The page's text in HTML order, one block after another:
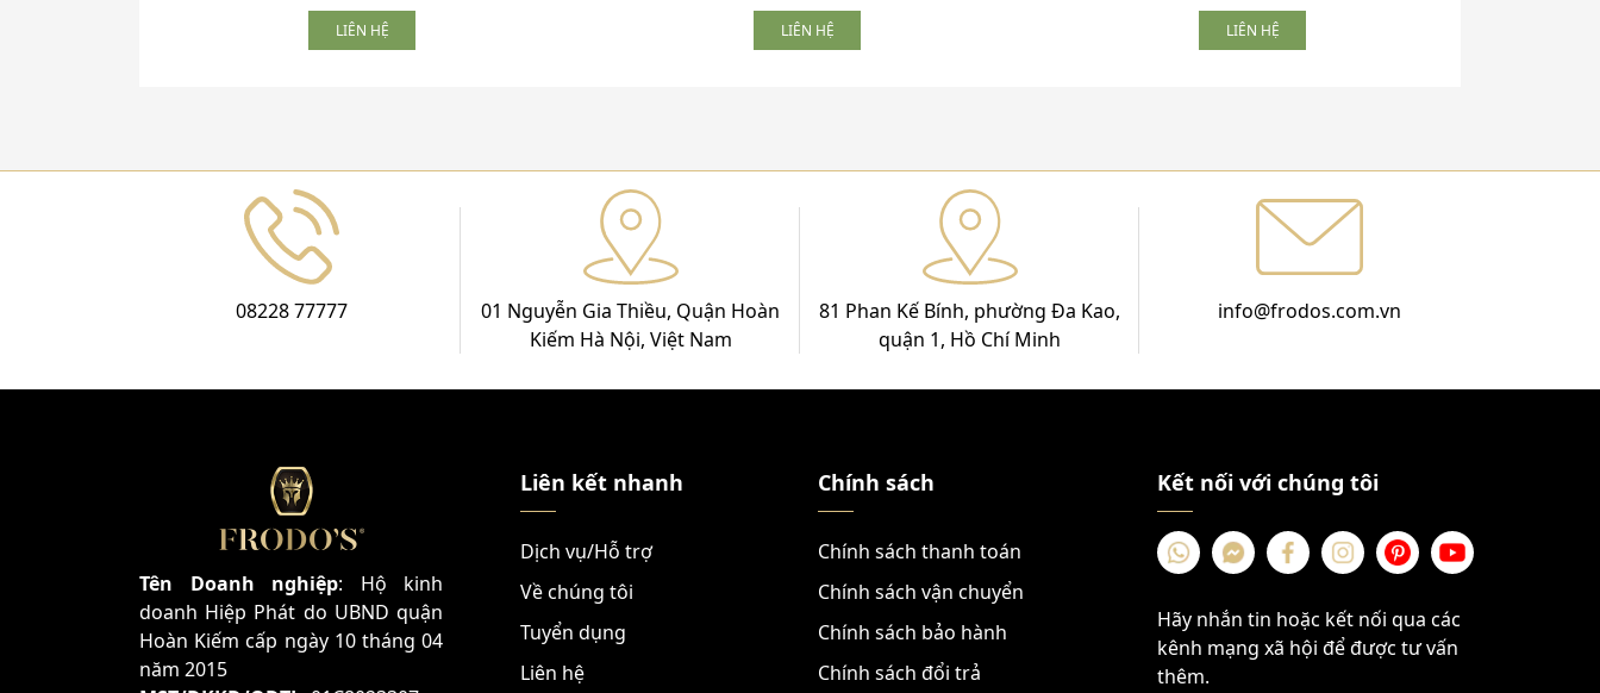
LIÊN HỆ LIÊN HỆ LIÊN HỆ
08228 77777
01 Nguyễn Gia Thiều, Quận Hoàn
Kiếm Hà Nội, Việt Nam
81 Phan Kế Bính, phường Đa Kao,
quận 1, Hồ Chí Minh
info@frodos.com.vn
Tên Doanh nghiệp: Hộ kinh
doanh Hiệp Phát do UBND quận
Hoàn Kiếm cấp ngày 10 tháng 04
năm 2015
Liên kết nhanh
Dịch vụ/Hỗ trợ
Về chúng tôi
Tuyển dụng
Liên hệ
Chính sách
Chính sách thanh toán
Chính sách vận chuyển
Chính sách bảo hành
Chính sách đổi trả
Kết nối với chúng tôi
Hãy nhắn tin hoặc kết nối qua các
kênh mạng xã hội để được tư vấn
thêm.